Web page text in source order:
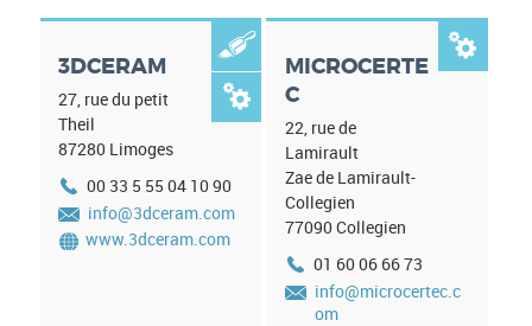
3DCERAM


27, rue du petit
Theil
87280 Limoges
00 33 5 55 04 10 90
info@3dceram.com
www.3dceram.com
MICROCERTE
C

22, rue de
Lamirault
Zae de Lamirault-
Collegien
77090 Collegien
01 60 06 66 73
info@microcertec.c
om